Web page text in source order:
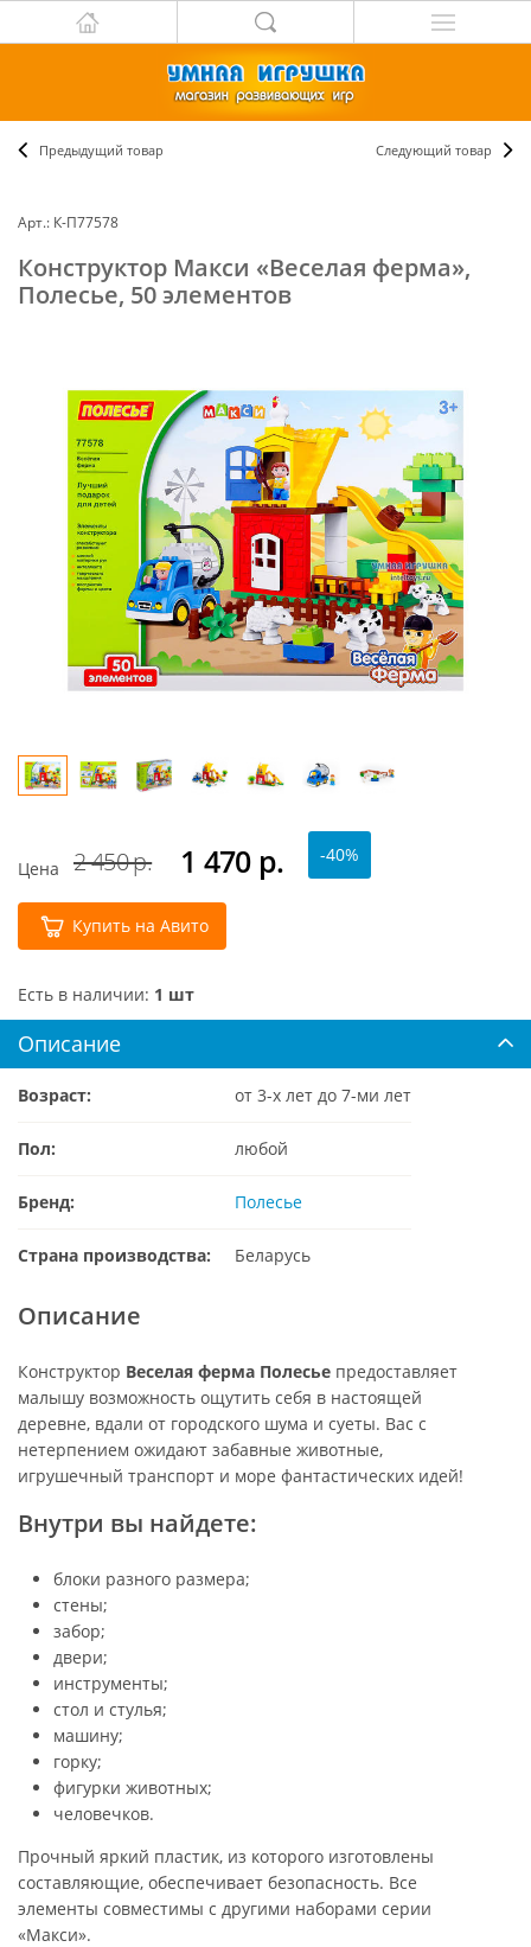
Предыдущий товар Следующий товар
Арт.: К-П77578
Конструктор Макси «Веселая ферма»,
Полесье, 50 элементов
Цена 2 450 р. 1 470 р. -40%
Купить на Авито
Есть в наличии: 1 шт
Описание
Возраст: от 3-х лет до 7-ми лет
Пол: любой
Бренд: Полесье
Страна производства: Беларусь
Описание
Конструктор Веселая ферма Полесье предоставляет
малышу возможность ощутить себя в настоящей
деревне, вдали от городского шума и суеты. Вас с
нетерпением ожидают забавные животные,
игрушечный транспорт и море фантастических идей!
Внутри вы найдете:
блоки разного размера;
стены;
забор;
двери;
инструменты;
стол и стулья;
машину;
горку;
фигурки животных;
человечков.
Прочный яркий пластик, из которого изготовлены
составляющие, обеспечивает безопасность. Все
элементы совместимы с другими наборами серии
«Макси».